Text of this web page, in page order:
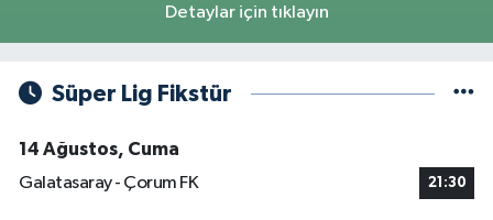
Detaylar için tıklayın
Süper Lig Fikstür
14 Ağustos, Cuma
Galatasaray - Çorum FK
21:30